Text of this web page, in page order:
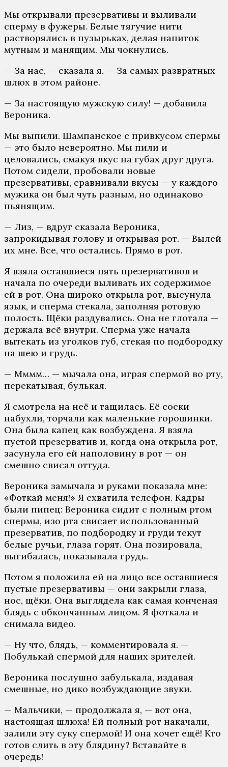
Мы открывали презервативы и выливали
сперму в фужеры. Белые тягучие нити
растворялись в пузырьках, делая напиток
мутным и манящим. Мы чокнулись.
— За нас, — сказала я. — За самых развратных
шлюх в этом районе.
— За настоящую мужскую силу! — добавила
Вероника.
Мы выпили. Шампанское с привкусом спермы
— это было невероятно. Мы пили и
целовались, смакуя вкус на губах друг друга.
Потом сидели, пробовали новые
презервативы, сравнивали вкусы — у каждого
мужика он был чуть разным, но одинаково
пьянящим.
— Лиз, — вдруг сказала Вероника,
запрокидывая голову и открывая рот. — Вылей
их мне. Все, что остались. Прямо в рот.
Я взяла оставшиеся пять презервативов и
начала по очереди выливать их содержимое
ей в рот. Она широко открыла рот, высунула
язык, и сперма стекала, заполняя ротовую
полость. Щёки раздувались. Она не глотала —
держала всё внутри. Сперма уже начала
вытекать из уголков губ, стекая по подбородку
на шею и грудь.
— Мммм… — мычала она, играя спермой во рту,
перекатывая, булькая.
Я смотрела на неё и тащилась. Её соски
набухли, торчали как маленькие горошинки.
Она была капец как возбуждена. Я взяла
пустой презерватив и, когда она открыла рот,
засунула его ей наполовину в рот — он
смешно свисал оттуда.
Вероника замычала и руками показала мне:
«Фоткай меня!» Я схватила телефон. Кадры
были пипец: Вероника сидит с полным ртом
спермы, изо рта свисает использованный
презерватив, по подбородку и груди текут
белые ручьи, глаза горят. Она позировала,
выгибалась, показывала грудь.
Потом я положила ей на лицо все оставшиеся
пустые презервативы — они закрыли глаза,
нос, щёки. Она выглядела как самая конченая
блядь с обкончанным лицом. Я фоткала и
снимала видео.
— Ну что, блядь, — комментировала я. —
Побулькай спермой для наших зрителей.
Вероника послушно забулькала, издавая
смешные, но дико возбуждающие звуки.
— Мальчики, — продолжала я, — вот она,
настоящая шлюха! Ей полный рот накачали,
залили эту суку спермой! И она хочет ещё! Кто
готов слить в эту блядину? Вставайте в
очередь!